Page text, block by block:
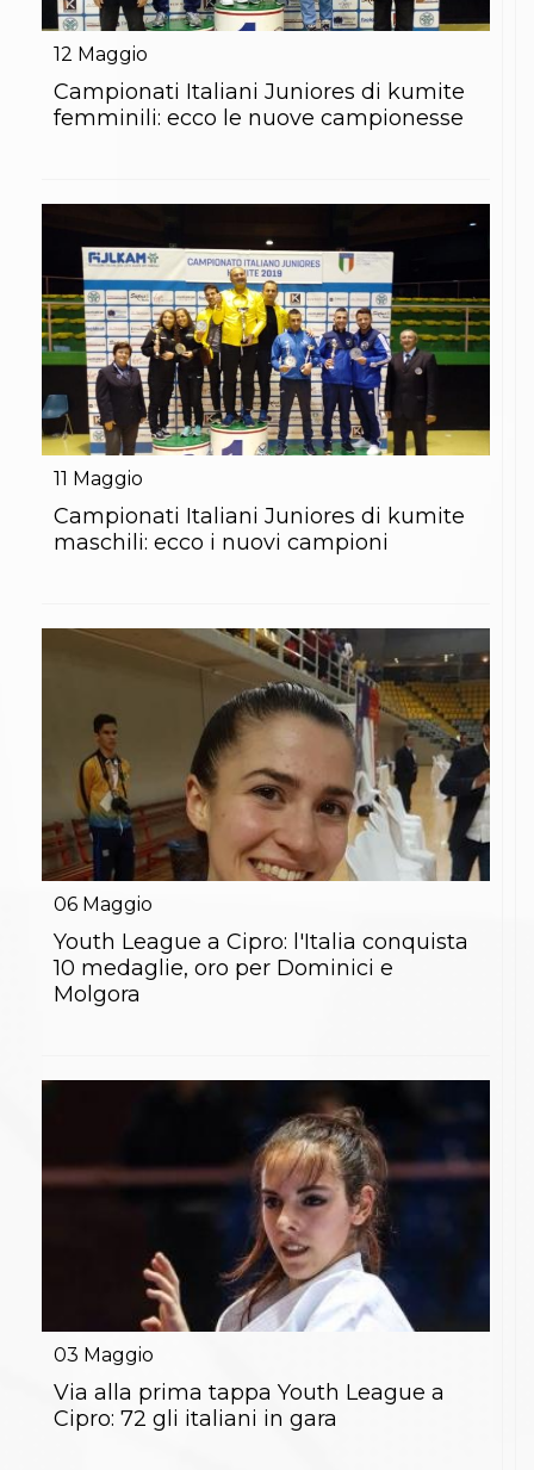
12 Maggio
Campionati Italiani Juniores di kumite
femminili: ecco le nuove campionesse
11 Maggio
Campionati Italiani Juniores di kumite
maschili: ecco i nuovi campioni
06 Maggio
Youth League a Cipro: l'Italia conquista
10 medaglie, oro per Dominici e
Molgora
03 Maggio
Via alla prima tappa Youth League a
Cipro: 72 gli italiani in gara